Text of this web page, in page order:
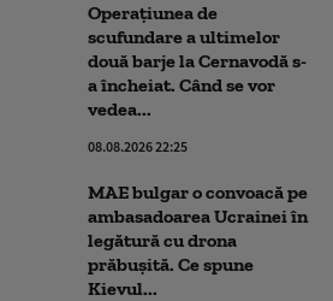
Operațiunea de
scufundare a ultimelor
două barje la Cernavodă s-
a încheiat. Când se vor
vedea...
08.08.2026 22:25
MAE bulgar o convoacă pe
ambasadoarea Ucrainei în
legătură cu drona
prăbuşită. Ce spune
Kievul...